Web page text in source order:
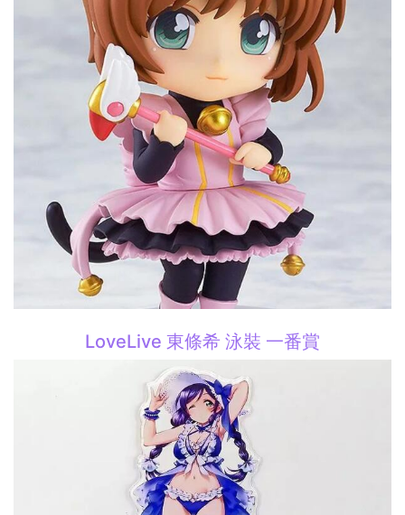
LoveLive 東條希 泳裝 一番賞